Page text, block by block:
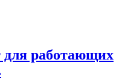
работающих